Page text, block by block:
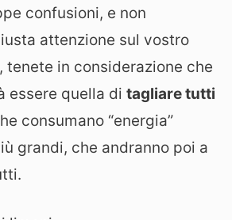
confusioni, e non
attenzione sul vostro
in considerazione che
essere quella di tagliare tutti
consumano “energia”
grandi, che andranno poi a